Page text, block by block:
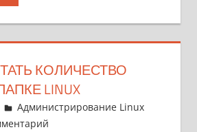
КОЛИЧЕСТВО
LINUX
pike777
Администрирование Linux